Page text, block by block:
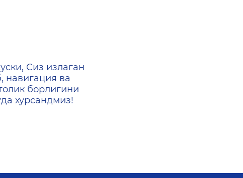
Сиз излаган
навигация ва
борлигини
хурсандмиз!